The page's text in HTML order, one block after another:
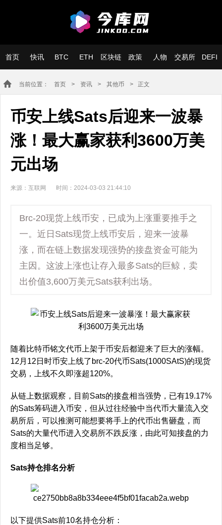
首页 快讯 BTC ETH 区块链 政策 人物 交易所 DEFI
当前位置： 首页 > 资讯 > 其他币 > 正文
币安上线Sats后迎来一波暴
涨！最大赢家获利3600万美
元出场
来源：互联网 时间：2024-03-03 21:44:10
Brc-20现货上线币安，已成为上涨重要推手之
一。近日Sats现货上线币安后，迎来一波暴
涨，而在链上数据发现强势的接盘资金可能为
主因。这波上涨也让存入最多Sats的巨鲸，卖
出价值3,600万美元Sats获利出场。
随着比特币铭文代币上架于币安后都迎来了巨大的涨幅。
12月12日时币安上线了brc-20代币Sats(1000SAtS)的现货
交易，上线不久即涨超120%。
从链上数据观察，目前Sats的接盘相当强势，已有19.17%
的Sats筹码进入币安，但从过往经验中当代币大量流入交
易所后，可以推测可能想要将手上的代币出售砸盘，而
Sats的大量代币进入交易所不跌反涨，由此可知接盘的力
度相当足够。
Sats持仓排名分析
以下提供Sats前10名持仓分析：